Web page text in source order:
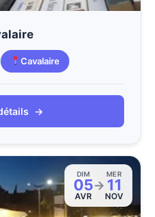
Cavalaire
→
DIM
05
AVR
→
MER
11
NOV